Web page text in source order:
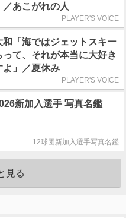
／あこがれの人
PLAYER'S VOICE
和「海ではジェットスキー
って、それが本当に大好き
よ」／夏休み
PLAYER'S VOICE
新加入選手 写真名鑑
12球団新加入選手写真名鑑
見る